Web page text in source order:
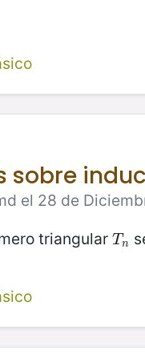
sobre
el 28 de
triangular T n
Tn